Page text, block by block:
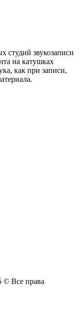
студий звукозаписи
на катушках
как при записи,
© Все права